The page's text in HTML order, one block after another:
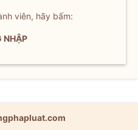
viên, hãy bấm:
NHẬP